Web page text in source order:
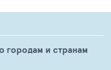
городам и странам